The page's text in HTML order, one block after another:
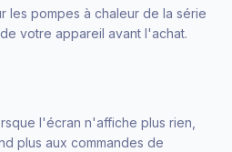
les pompes à chaleur de la série
votre appareil avant l'achat.
l'écran n'affiche plus rien,
plus aux commandes de